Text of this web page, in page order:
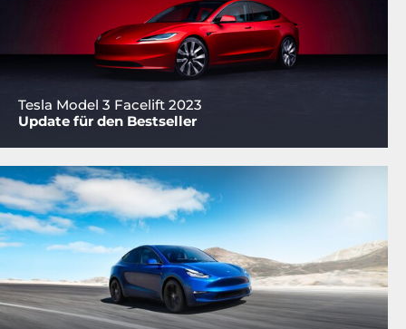
Tesla Model 3 Facelift 2023
Update für den Bestseller